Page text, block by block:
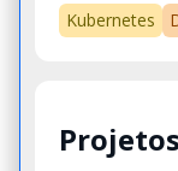
Kubernetes
Projetos